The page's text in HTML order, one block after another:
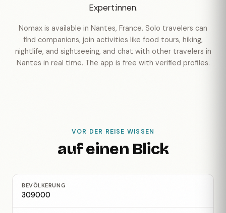
Expert:innen.
Nomax is available in Nantes, France. Solo travelers can
find companions, join activities like food tours, hiking,
nightlife, and sightseeing, and chat with other travelers in
Nantes in real time. The app is free with verified profiles.
VOR DER REISE WISSEN
auf einen Blick
BEVÖLKERUNG
309000